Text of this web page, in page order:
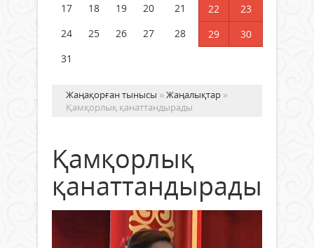
17
18 19 20 21 22
23
24
25 26 27 28 29
30
31
Жаңақорған тынысы »Жаңалықтар »
Қамқорлық қанаттандырады
Қамқорлық
қанаттандырады